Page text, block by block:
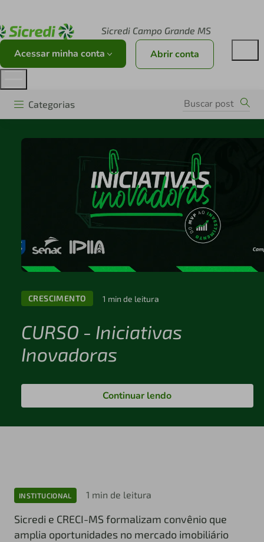
Sicredi Campo Grande MS
Acessar minha conta Abrir conta
Categorias
CRESCIMENTO 1 min de leitura
CURSO - Iniciativas
Inovadoras
Continuar lendo
INSTITUCIONAL 1 min de leitura
Sicredi e CRECI-MS formalizam convênio que
amplia oportunidades no mercado imobiliário